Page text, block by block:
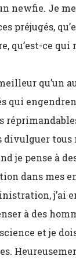
newfie. Je
préjugés,
qu’est-ce qui
qu’un
qui
divulguer tous
je pense à
dans mes
j’ai
à des
et je